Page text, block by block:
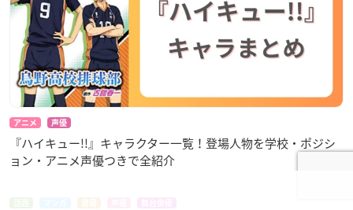
アニメ 声優
『ハイキュー!!』キャラクター一覧！登場人物を学校・ポジシ
ョン・アニメ声優つきで全紹介